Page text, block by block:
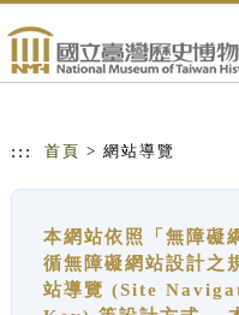
::: 首頁 > 網站導覽
本網站依照「無障礙
循無障礙網站設計之
站導覽 (Site